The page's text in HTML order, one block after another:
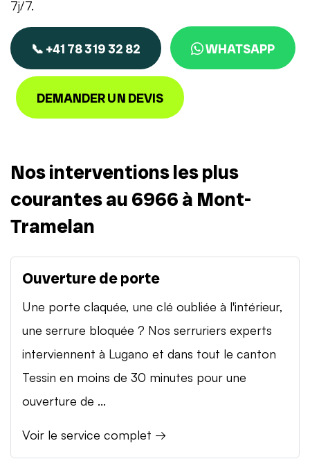
7j/7.
📞 +41 78 319 32 82 WHATSAPP
DEMANDER UN DEVIS
Nos interventions les plus
courantes au 6966 à Mont-
Tramelan
Ouverture de porte
Une porte claquée, une clé oubliée à l'intérieur,
une serrure bloquée ? Nos serruriers experts
interviennent à Lugano et dans tout le canton
Tessin en moins de 30 minutes pour une
ouverture de ...
Voir le service complet →